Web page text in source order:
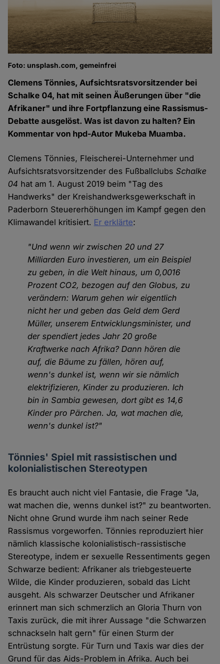
Foto: unsplash.com, gemeinfrei
Clemens Tönnies, Aufsichtsratsvorsitzender bei
Schalke 04, hat mit seinen Äußerungen über "die
Afrikaner" und ihre Fortpflanzung eine Rassismus-
Debatte ausgelöst. Was ist davon zu halten? Ein
Kommentar von hpd-Autor Mukeba Muamba.
Clemens Tönnies, Fleischerei-Unternehmer und
Aufsichtsratsvorsitzender des FußballclubsSchalke
04 hat am 1. August 2019 beim "Tag des
Handwerks" der Kreishandwerksgewerkschaft in
Paderborn Steuererhöhungen im Kampf gegen den
Klimawandel kritisiert. Er erklärte:
"Und wenn wir zwischen 20 und 27
Milliarden Euro investieren, um ein Beispiel
zu geben, in die Welt hinaus, um 0,0016
Prozent CO2, bezogen auf den Globus, zu
verändern: Warum gehen wir eigentlich
nicht her und geben das Geld dem Gerd
Müller, unserem Entwicklungsminister, und
der spendiert jedes Jahr 20 große
Kraftwerke nach Afrika? Dann hören die
auf, die Bäume zu fällen, hören auf,
wenn's dunkel ist, wenn wir sie nämlich
elektrifizieren, Kinder zu produzieren. Ich
bin in Sambia gewesen, dort gibt es 14,6
Kinder pro Pärchen. Ja, wat machen die,
wenn's dunkel ist?"
Tönnies' Spiel mit rassistischen und
kolonialistischen Stereotypen
Es braucht auch nicht viel Fantasie, die Frage "Ja,
wat machen die, wenns dunkel ist?" zu beantworten.
Nicht ohne Grund wurde ihm nach seiner Rede
Rassismus vorgeworfen. Tönnies reproduziert hier
nämlich klassische kolonialistisch-rassistische
Stereotype, indem er sexuelle Ressentiments gegen
Schwarze bedient: Afrikaner als triebgesteuerte
Wilde, die Kinder produzieren, sobald das Licht
ausgeht. Als schwarzer Deutscher und Afrikaner
erinnert man sich schmerzlich an Gloria Thurn von
Taxis zurück, die mit ihrer Aussage "die Schwarzen
schnackseln halt gern" für einen Sturm der
Entrüstung sorgte. Für Turn und Taxis war dies der
Grund für das Aids-Problem in Afrika. Auch bei